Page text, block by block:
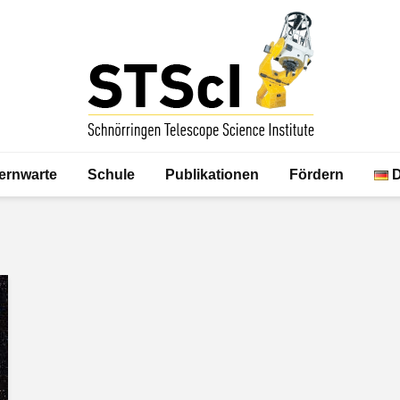
Schule Publikationen Fördern